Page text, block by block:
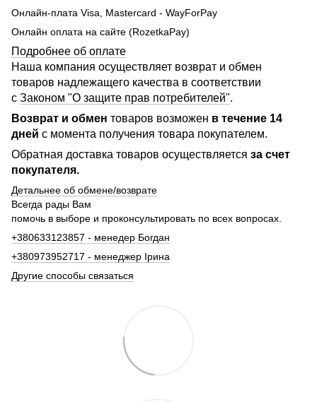
Онлайн-плата Visa, Mastercard - WayForPay
Онлайн оплата на сайте (RozetkaPay)
Подробнее об оплате
Наша компания осуществляет возврат и обмен
товаров надлежащего качества в соответствии
с Законом "О защите прав потребителей".
Возврат и обмен товаров возможен в течение 14
дней с момента получения товара покупателем.
Обратная доставка товаров осуществляется за счет
покупателя.
Детальнее об обмене/возврате
Всегда рады Вам
помочь в выборе и проконсультировать по всех вопросах.
+380633123857 - менедер Богдан
+380973952717 - менеджер Ірина
Другие способы связаться